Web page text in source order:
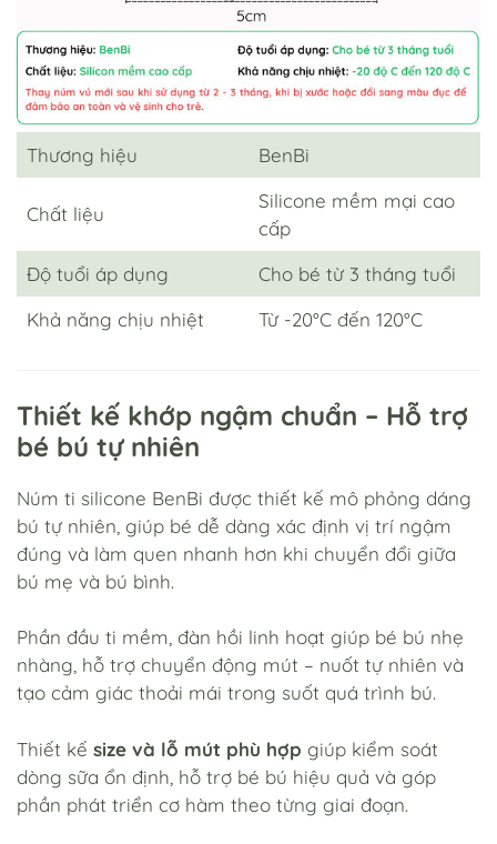
Thương hiệu BenBi
Chất liệu
Silicone mềm mại cao
cấp
Độ tuổi áp dụng
Cho bé từ 3 tháng tuổi
Khả năng chịu nhiệt
Từ -20°C đến 120°C
Thiết kế khớp ngậm chuẩn – Hỗ trợ
bé bú tự nhiên
Núm ti silicone BenBi được thiết kế mô phỏng dáng
bú tự nhiên, giúp bé dễ dàng xác định vị trí ngậm
đúng và làm quen nhanh hơn khi chuyển đổi giữa
bú mẹ và bú bình.
Phần đầu ti mềm, đàn hồi linh hoạt giúp bé bú nhẹ
nhàng, hỗ trợ chuyển động mút – nuốt tự nhiên và
tạo cảm giác thoải mái trong suốt quá trình bú.
Thiết kế size và lỗ mút phù hợp giúp kiểm soát
dòng sữa ổn định, hỗ trợ bé bú hiệu quả và góp
phần phát triển cơ hàm theo từng giai đoạn.